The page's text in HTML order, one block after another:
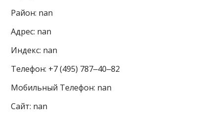
Район: nan
Адрес: nan
Индекс: nan
Телефон: +7 (495) 787‒40‒82
Мобильный Телефон: nan
Сайт: nan